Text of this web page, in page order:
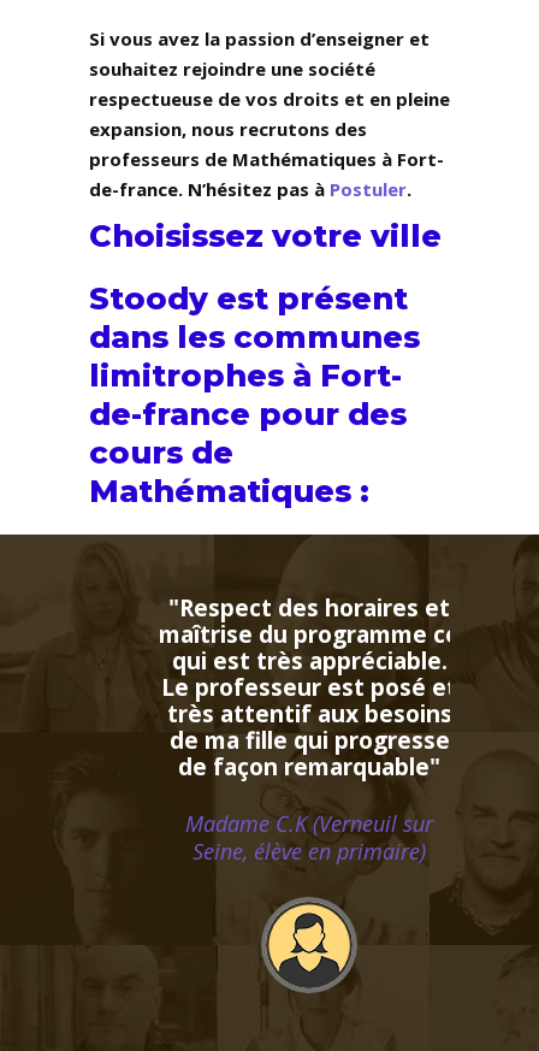
Si vous avez la passion d’enseigner et
souhaitez rejoindre une société
respectueuse de vos droits et en pleine
expansion, nous recrutons des
professeurs de Mathématiques à Fort-
de-france. N’hésitez pas à Postuler.
Choisissez votre ville
Stoody est présent
dans les communes
limitrophes à Fort-
de-france pour des
cours de
Mathématiques :
ce
est posé et
en primaire)